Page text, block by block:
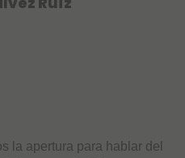
la apertura para hablar del